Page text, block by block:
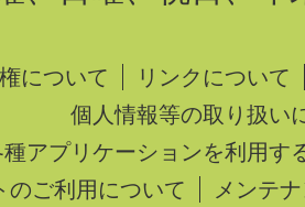
について
リンクについて
個人情報等の取り扱い
種アプリケーションを利用す
のご利用について
メンテ